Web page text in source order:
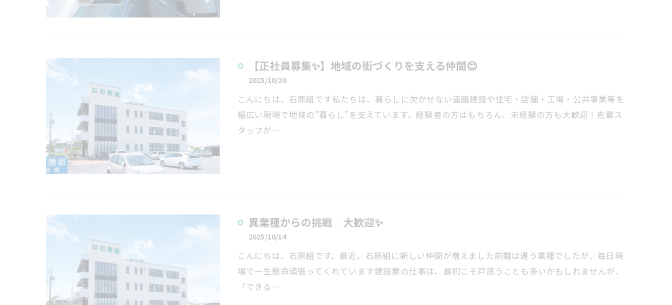
【正社員募集✨】地域の街づくりを支える仲間😊
2025/10/20
こんにちは、石原組です私たちは、暮らしに欠かせない道路建設や住宅・店舗・工場・公共事業等を
幅広い現場で地域の”暮らし”を支えています。経験者の方はもちろん、未経験の方も大歓迎！先輩ス
タッフが…
異業種からの挑戦 大歓迎✨
2025/10/14
こんにちは、石原組です。最近、石原組に新しい仲間が増えました前職は違う業種でしたが、毎日現
場で一生懸命頑張ってくれています建設業の仕事は、最初こそ戸惑うことも多いかもしれませんが、
「できる…